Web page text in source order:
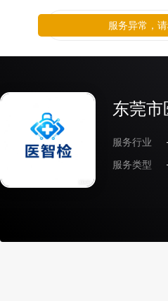
东莞市
服务行业
服务类型
服务异常，